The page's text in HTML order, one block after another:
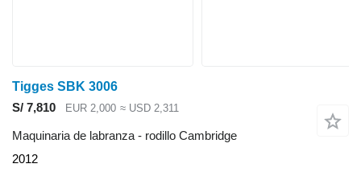
Tigges SBK 3006
S/ 7,810
EUR 2,000 ≈ USD 2,311
Maquinaria de labranza - rodillo Cambridge
2012